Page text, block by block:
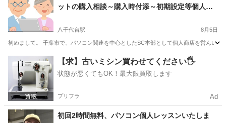
ットの購入相談～購入時付添～初期設定等個人指
八千代台駅 8月5日
初めまして。 千葉市で、パソコン関連を中心としたSC本部として個人商店を営んい
千葉 千葉市 八千代台駅 Windows総合 東京 千代田区
Windows総合 タブレット
【求】古いミシン買わせてください🖐️
状態が悪くてもOK！最大限買取します
プリフラ Ad
初回2時間無料、パソコン個人レッスンいたしま